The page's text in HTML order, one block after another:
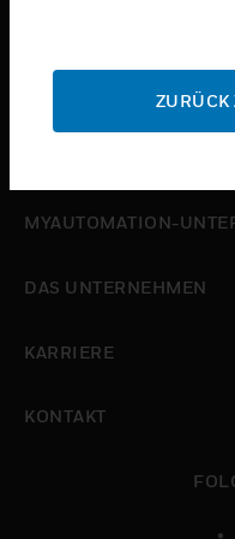
toggle view
toggle view
MYAUTOMATION-
DAS UNTERNEHMEN
KARRIERE
KONTAKT
ZURÜCK